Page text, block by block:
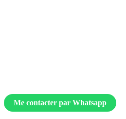
Me contacter par Whatsapp